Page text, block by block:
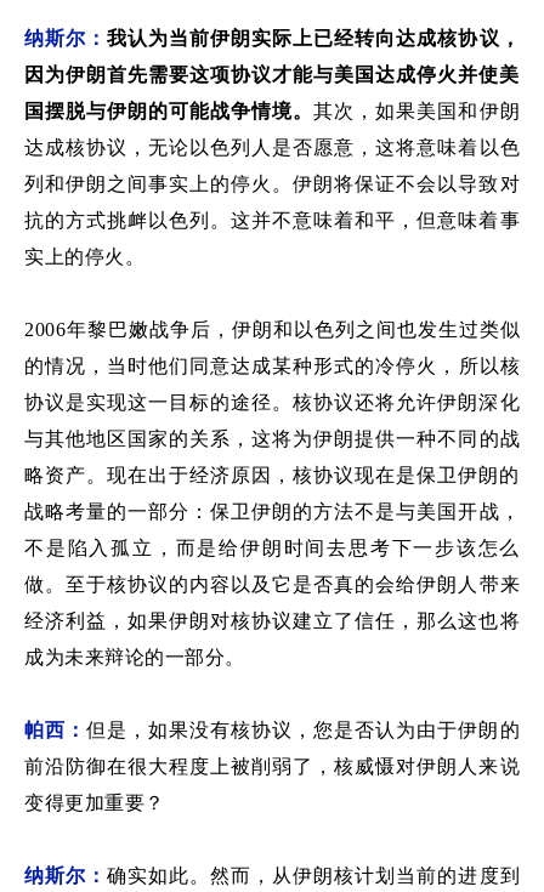
纳斯尔：我认为当前伊朗实际上已经转向达成核协议，
因为伊朗首先需要这项协议才能与美国达成停火并使美
国摆脱与伊朗的可能战争情境。其次，如果美国和伊朗
达成核协议，无论以色列人是否愿意 ，这将意味着以色
列和伊朗之间事实上的停火 。伊朗将保证不会以导致对
抗的方式挑衅以色列 。这并不意味着和平，但意味着事
实上的停火。
2006年黎巴嫩战争后，伊朗和以色列 之间也发生过类似
的情况 ，当时他们同意达成某种形式的冷停火 ，
所以核
协议是实现这一目标的途径。核协议还将允许伊朗深化
与其他地区 国家的关系，这将为伊朗提供一种不同的战
略资产。现在出于经济原因，核协议现在是保卫伊朗的
战略考量的一部分 ：保卫伊朗的方法不是与美国开战，
不是陷入孤立，而是给伊朗时间去思考下一步该怎么
做。至于核协议的内容 以及它是否真的会给伊朗人带来
经济利益，如果伊朗对核协议建立了信任，那么这也将
成为未来辩论的一部分。
帕西：但是，如果没有核协议，您是否认为由于伊朗 的
前沿防御在很大程度上被削弱了 ，核威慑对伊朗人来说
变得更加重要？
纳斯尔：确实如此。然而 ，从伊朗核计划当前的进度到